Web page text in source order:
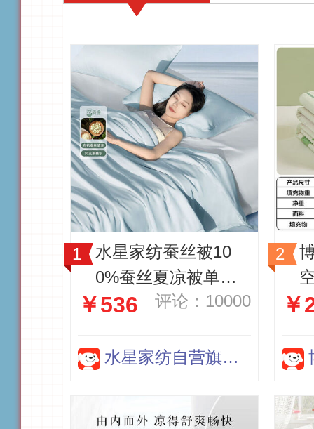
水星家纺蚕丝被10
0%蚕丝夏凉被单人
空调被夏季被芯凉感
￥536 评论：10000
水星家纺自营旗舰店
￥